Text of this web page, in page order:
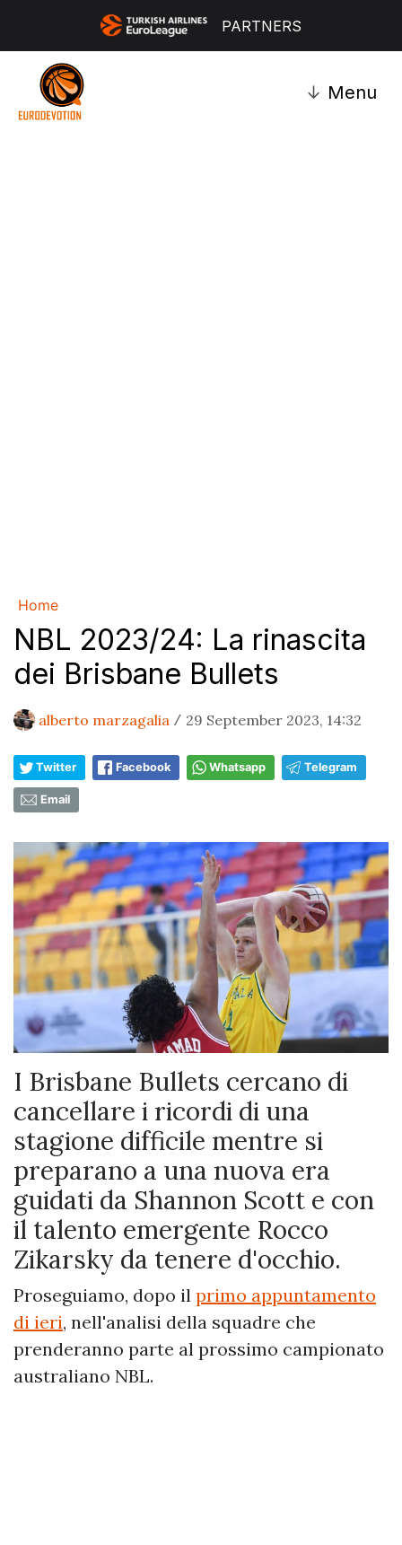
PARTNERS
↓ Menu
Home
NBL 2023/24: La rinascita
dei Brisbane Bullets
alberto marzagalia / 29 September 2023, 14:32
Twitter Facebook Whatsapp Telegram
Email
I Brisbane Bullets cercano di
cancellare i ricordi di una
stagione difficile mentre si
preparano a una nuova era
guidati da Shannon Scott e con
il talento emergente Rocco
Zikarsky da tenere d'occhio.
Proseguiamo, dopo il primo appuntamento
di ieri, nell'analisi della squadre che
prenderanno parte al prossimo campionato
australiano NBL.